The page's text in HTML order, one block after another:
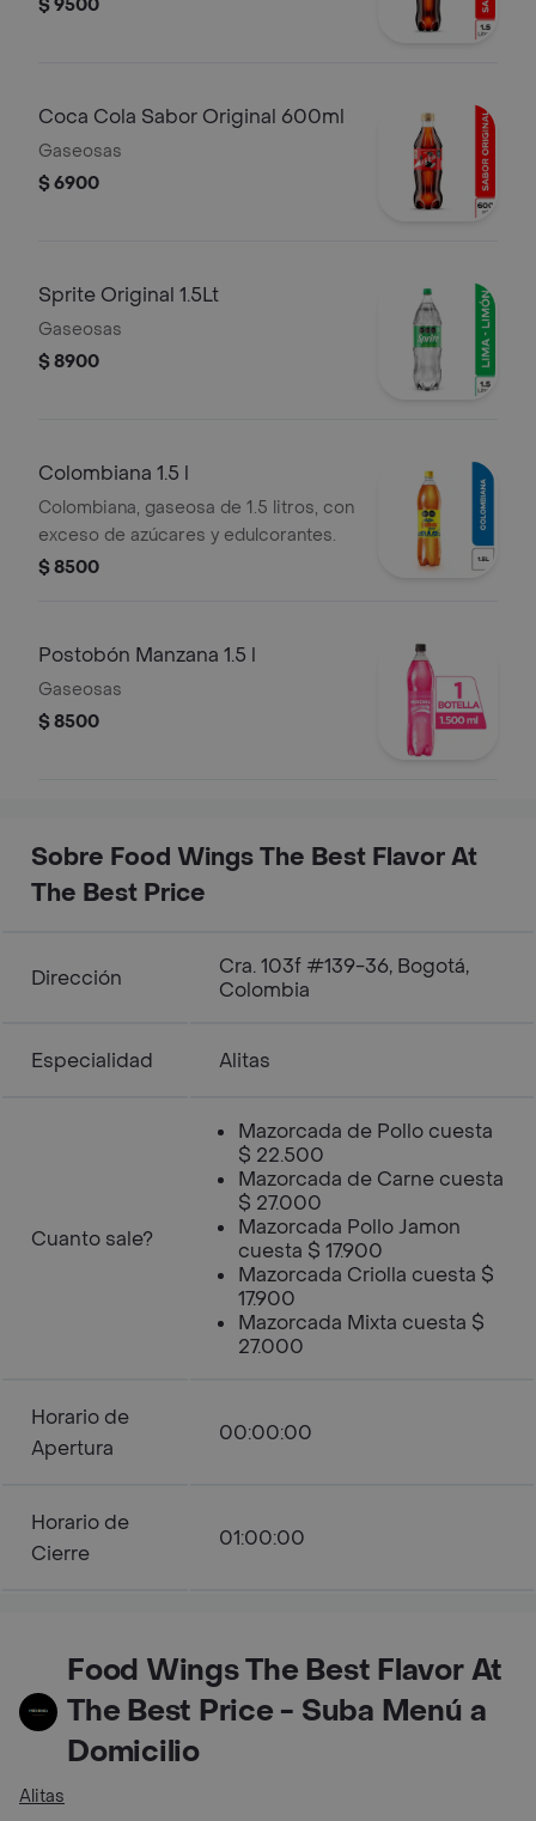
$ 9500
Coca Cola Sabor Original 600ml
Gaseosas
$ 6900
Sprite Original 1.5Lt
Gaseosas
$ 8900
Colombiana 1.5 l
Colombiana, gaseosa de 1.5 litros, con
exceso de azúcares y edulcorantes.
$ 8500
Postobón Manzana 1.5 l
Gaseosas
$ 8500
Sobre Food Wings The Best Flavor At
The Best Price
Dirección
Cra. 103f #139-36, Bogotá,
Colombia
Especialidad Alitas
Cuanto sale?
Mazorcada de Pollo cuesta
$ 22.500
Mazorcada de Carne cuesta
$ 27.000
Mazorcada Pollo Jamon
cuesta $ 17.900
Mazorcada Criolla cuesta $
17.900
Mazorcada Mixta cuesta $
27.000
Horario de
Apertura
00:00:00
Horario de
Cierre
01:00:00
Food Wings The Best Flavor At
The Best Price - Suba Menú a
Domicilio
Alitas